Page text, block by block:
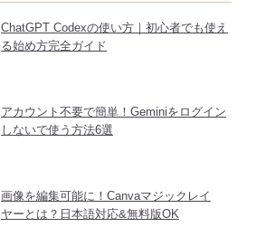
ChatGPT Codexの使い方｜初心者でも使え
る始め方完全ガイド
アカウント不要で簡単！Geminiをログイン
しないで使う方法6選
画像を編集可能に！Canvaマジックレイ
ヤーとは？日本語対応&無料版OK